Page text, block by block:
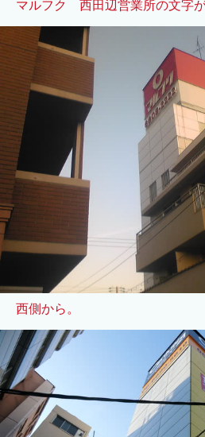
マルフク 西田辺営業所の文字が
西側から。